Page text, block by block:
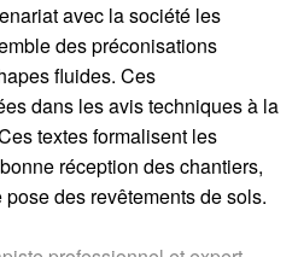
avec la société les
des préconisations
fluides. Ces
dans les avis techniques à la
textes formalisent les
réception des chantiers,
des revêtements de sols.